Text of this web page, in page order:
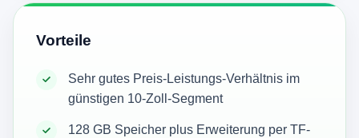
Vorteile
Sehr gutes Preis-Leistungs-Verhältnis im
günstigen 10-Zoll-Segment
128 GB Speicher plus Erweiterung per TF-